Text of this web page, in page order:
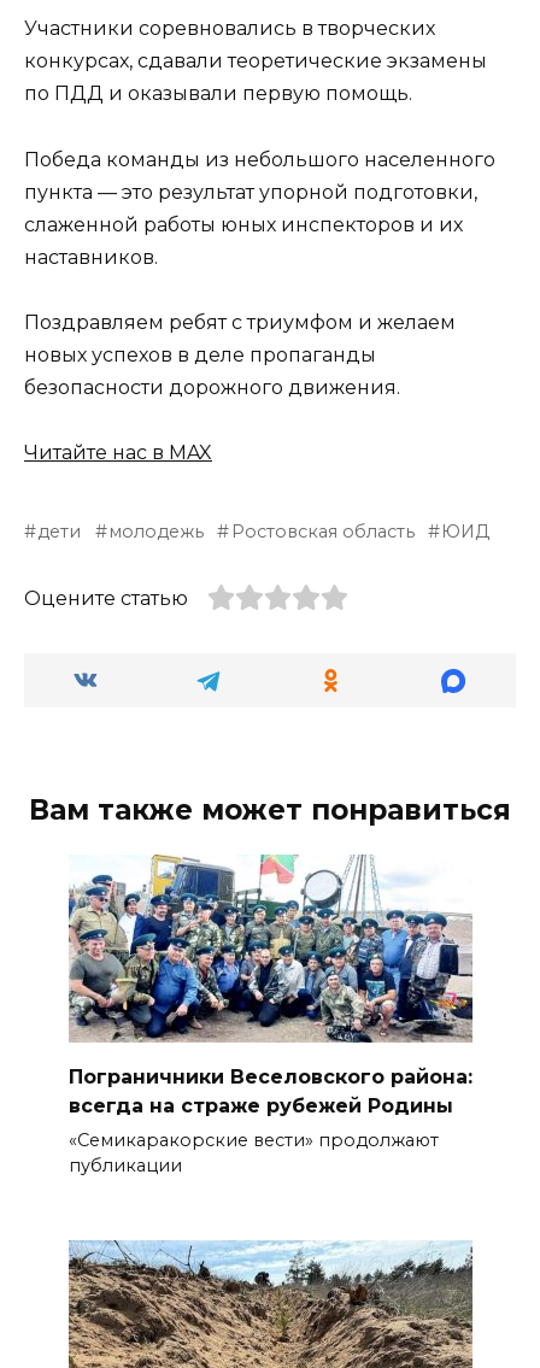
Участники соревновались в творческих
конкурсах, сдавали теоретические экзамены
по ПДД и оказывали первую помощь.
Победа команды из небольшого населенного
пункта — это результат упорной подготовки,
слаженной работы юных инспекторов и их
наставников.
Поздравляем ребят с триумфом и желаем
новых успехов в деле пропаганды
безопасности дорожного движения.
Читайте нас в MAX
дети молодежь Ростовская область ЮИД
Оцените статью
Вам также может понравиться
Пограничники Веселовского района:
всегда на страже рубежей Родины
«Семикаракорские вести» продолжают
публикации